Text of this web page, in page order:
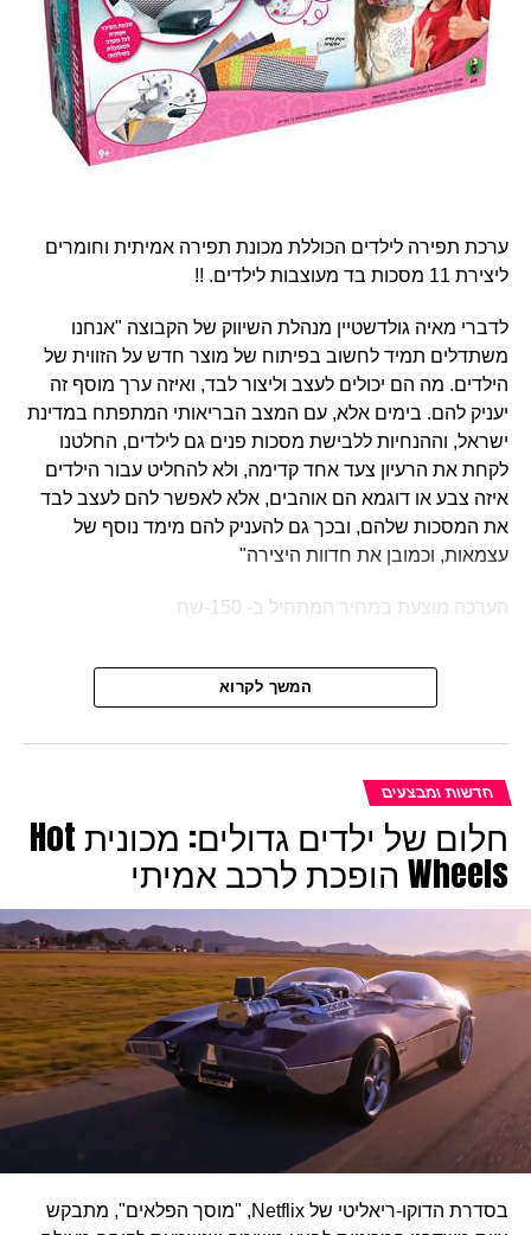
של חברת יצירה.
מר וגברת פליידו– דמויות הבצק הכי מצחיקות מגיעות למופע
מדליק בליווי שירים וריקודים.
קניוני עופר המשתתפים ב"מסיבת הצעצועים הגדולה":
עופר הקריון, עופר גרנד קניון חיפה, עופר לב חדרה, עופר השרון
עופר גרנד באר שבע.
!!!!
לפרטים נוספים ולצפייה בתוכנית הפעילות בכל קניון כנסו
לאתרי הקניונים
RELATED TOPICS:
eBay ודיסני ישראל משתפות פעולה למען הגשמת
ערכת תפירה לילדים הכוללת מכונת תפירה אמיתית וחומרים
ליצירת 11 מסכות בד מעוצבות לילדים. !!
לדברי מאיה גולדשטיין מנהלת השיווק של הקבוצה "אנחנו
משתדלים תמיד לחשוב בפיתוח של מוצר חדש על הזווית של
הילדים. מה הם יכולים לעצב וליצור לבד, ואיזה ערך מוסף זה
יעניק להם. בימים אלא, עם המצב הבריאותי המתפתח במדינת
ישראל, וההנחיות ללבישת מסכות פנים גם לילדים, החלטנו
לקחת את הרעיון צעד אחד קדימה, ולא להחליט עבור הילדים
איזה צבע או דוגמא הם אוהבים, אלא לאפשר להם לעצב לבד
את המסכות שלהם, ובכך גם להעניק להם מימד נוסף של
עצמאות, וכמובן את חדוות היצירה"
הערכה מוצעת במחיר המתחיל ב- 150-שח
המשך לקרוא
חדשות ומבצעים
חלום של ילדים גדולים: מכונית Hot
Wheels הופכת לרכב אמיתי
בסדרת הדוקו-ריאליטי של Netflix, "מוסך הפלאים", מתבקש